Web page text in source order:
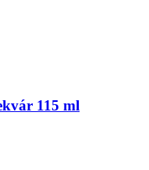
115 ml